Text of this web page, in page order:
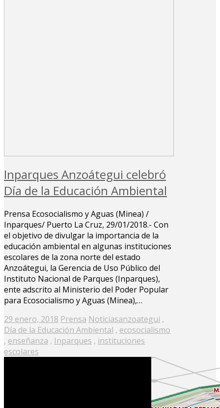
Inparques Anzoátegui celebró
Día de la Educación Ambiental
Prensa Ecosocialismo y Aguas (Minea) /
Inparques/ Puerto La Cruz, 29/01/2018.- Con
el objetivo de divulgar la importancia de la
educación ambiental en algunas instituciones
escolares de la zona norte del estado
Anzoátegui, la Gerencia de Uso Público del
Instituto Nacional de Parques (Inparques),
ente adscrito al Ministerio del Poder Popular
para Ecosocialismo y Aguas (Minea),…
Posted
on
29 enero, 2018 Prensa Noticiasanzoategui ,
Día de la Educación Ambiental , ecosocialismo
, enseñanza , Inparques , instituciones
escolares